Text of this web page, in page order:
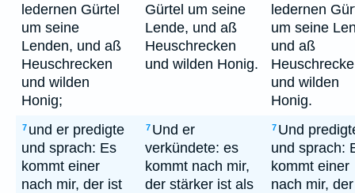
ledernen Gürtel
um seine
Lenden, und aß
Heuschrecken
und wilden
Honig;
Gürtel um seine
Lende, und aß
Heuschrecken
und wilden Honig.
ledernen
um seine
und aß
und wilden
Honig.
7 und er predigte
und sprach: Es
kommt einer
nach mir, der ist
7 Und er
verkündete: es
kommt nach mir,
der stärker ist als
7 Und
und sprach:
kommt einer
nach mir,